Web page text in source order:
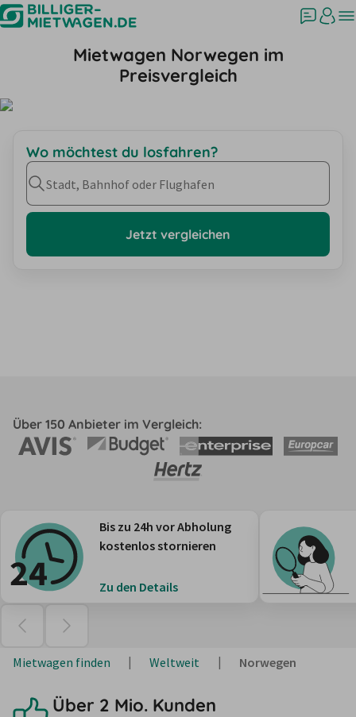
Mietwagen Norwegen im
Preisvergleich
Wo möchtest du losfahren?
Stadt, Bahnhof oder Flughafen
Jetzt vergleichen
Über 150 Anbieter im Vergleich:
Bis zu 24h vor Abholung
kostenlos stornieren
Zu den Details
Mietwagen finden Weltweit Norwegen
Über 2 Mio. Kunden